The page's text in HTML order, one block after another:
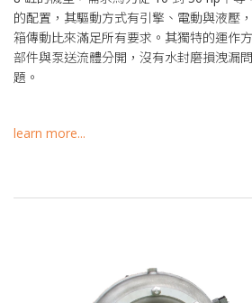
的配置，其驅動方式有引擎、電動與液壓
箱傳動比來滿足所有要求。其獨特的運作
部件與泵送流體分開，沒有水封磨損洩漏
題。
learn more...